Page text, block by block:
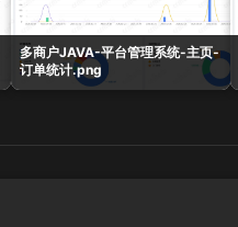
多商户JAVA-平台管理系统-主页-
订单统计.png